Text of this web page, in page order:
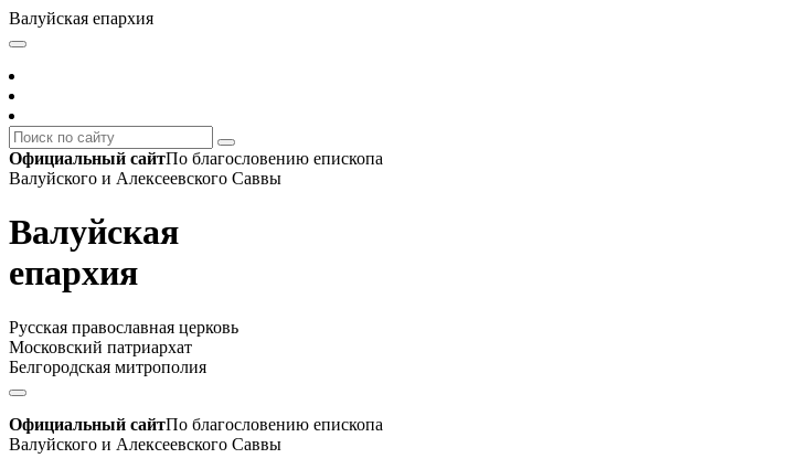
Валуйская епархия
Официальный сайтПо благословению епископа
Валуйского и Алексеевского Саввы
Валуйская
епархия
Русская православная церковь
Московский патриархат
Белгородская митрополия
Официальный сайтПо благословению епископа
Валуйского и Алексеевского Саввы